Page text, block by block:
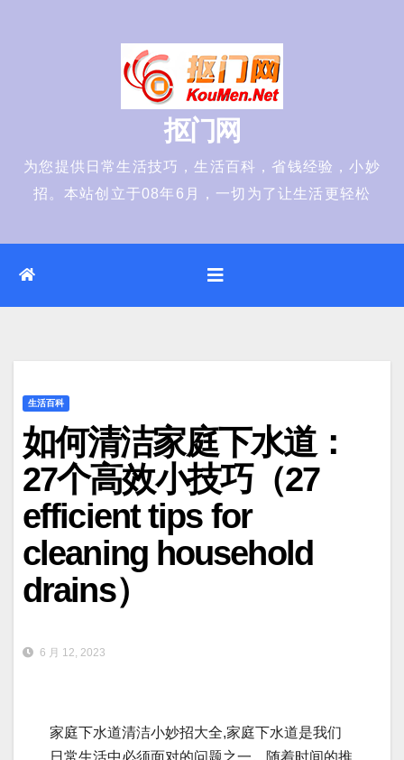
抠门网
为您提供日常生活技巧，生活百科，省钱经验，小妙
招。本站创立于08年6月，一切为了让生活更轻松
生活百科
如何清洁家庭下水道：
27个高效小技巧（27
efficient tips for
cleaning household
drains）
6 月 12, 2023
家庭下水道清洁小妙招大全,家庭下水道是我们